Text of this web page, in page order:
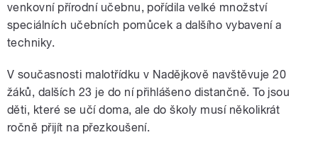
venkovní přírodní učebnu, pořídila velké množství
speciálních učebních pomůcek a dalšího vybavení a
techniky.
V současnosti malotřídku v Nadějkově navštěvuje 20
žáků, dalších 23 je do ní přihlášeno distančně. To jsou
děti, které se učí doma, ale do školy musí několikrát
ročně přijít na přezkoušení.